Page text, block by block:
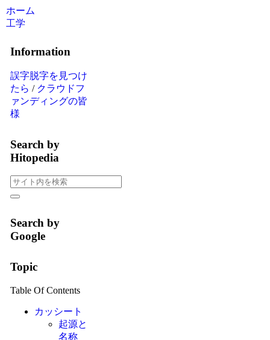
ホーム
工学
Information
誤字脱字を見つけ
たら / クラウドフ
ァンディングの皆
様
Search by
Hitopedia
Search by
Google
Topic
Table Of Contents
カッシート
起源と
名称